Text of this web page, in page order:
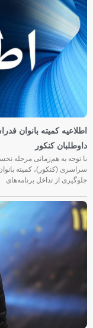
اطلاعیه کمیته بانوان
داوطلبان کنکور
با توجه به هم‌زمانی مرحله
سراسری (کنکور)، کمیته
جلوگیری از تداخل برنامه‌های